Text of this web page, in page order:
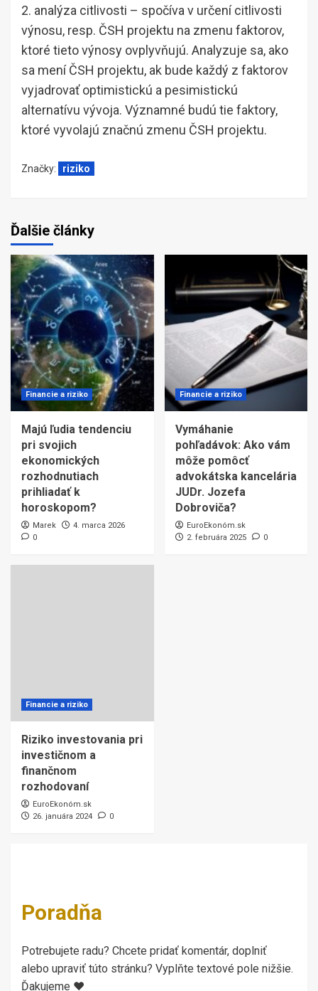
2. analýza citlivosti – spočíva v určení citlivosti
výnosu, resp. ČSH projektu na zmenu faktorov,
ktoré tieto výnosy ovplyvňujú. Analyzuje sa, ako
sa mení ČSH projektu, ak bude každý z faktorov
vyjadrovať optimistickú a pesimistickú
alternatívu vývoja. Významné budú tie faktory,
ktoré vyvolajú značnú zmenu ČSH projektu.
Značky: riziko
Ďalšie články
Financie a riziko
Majú ľudia tendenciu
pri svojich
ekonomických
rozhodnutiach
prihliadať k
horoskopom?
Marek
4. marca 2026
0
Financie a riziko
Vymáhanie
pohľadávok: Ako vám
môže pomôcť
advokátska kancelária
JUDr. Jozefa
Dobroviča?
EuroEkonóm.sk
2. februára 2025
0
Financie a riziko
Riziko investovania pri
investičnom a
finančnom
rozhodovaní
EuroEkonóm.sk
26. januára 2024
0
Poradňa
Potrebujete radu? Chcete pridať komentár, doplniť
alebo upraviť túto stránku? Vyplňte textové pole nižšie.
Ďakujeme ♥